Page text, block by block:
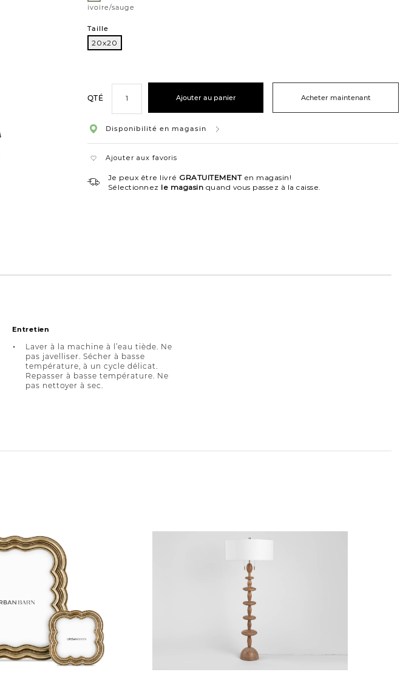
ivoire/sauge
Taille
20x20
QTÉ Ajouter au panier Acheter maintenant
Disponibilité en magasin
Ajouter aux favoris
Je peux être livré GRATUITEMENTen magasin!
Sélectionnez le magasin quand vous passez à la caisse.
Entretien
Laver à la machine à l’eau tiède. Ne
pas javelliser. Sécher à basse
température, à un cycle délicat.
Repasser à basse température. Ne
pas nettoyer à sec.